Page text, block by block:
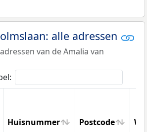
alle adressen
van de Amalia van
Huisnummer Postcode